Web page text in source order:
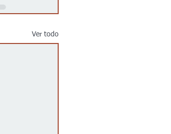
Ver todo